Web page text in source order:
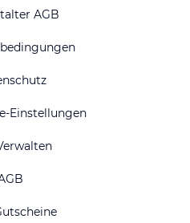
AGB
Einstellungen